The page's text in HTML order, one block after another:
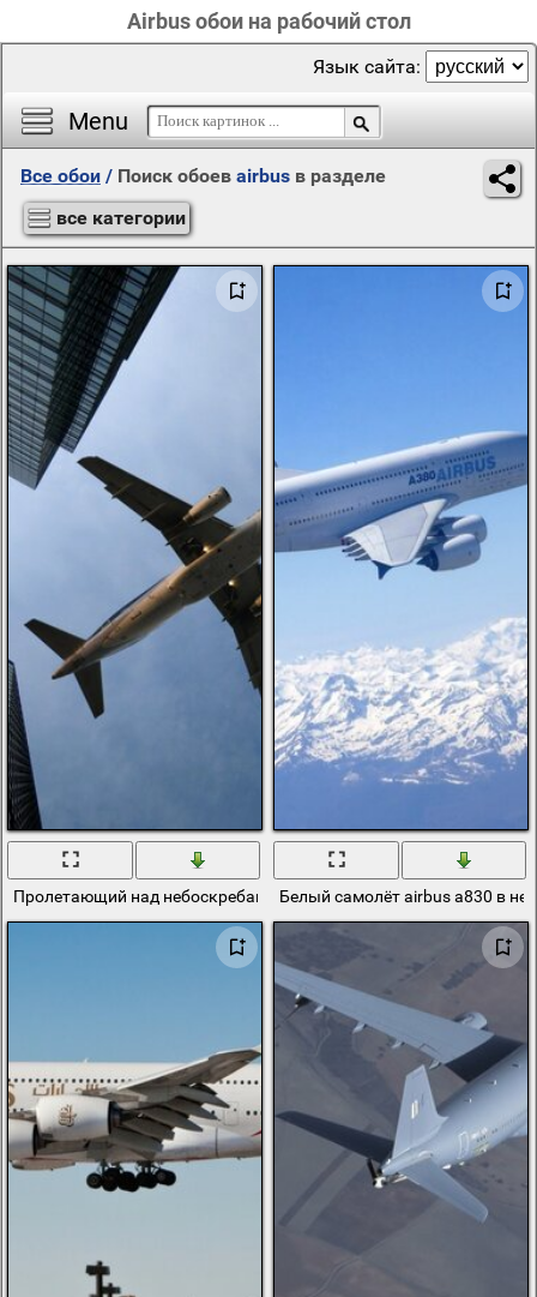
Airbus обои на рабочий стол
Menu
Язык сайта:
Все обои / Поиск обоев airbus в разделе
все категории
Пролетающий над небоскребами airbus a320Белый самолёт airbus a830 в